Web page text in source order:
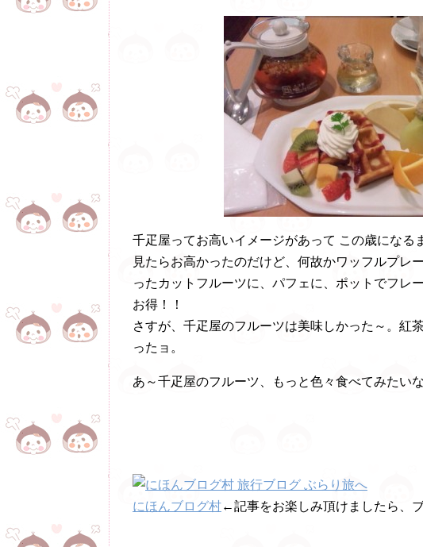
千疋屋ってお高いイメージがあって この歳にな
見たらお高かったのだけど、何故かワッフルプレ
ったカットフルーツに、パフェに、ポットでフレ
お得！！
さすが、千疋屋のフルーツは美味しかった～。紅
ったョ。
あ～千疋屋のフルーツ、もっと色々食べてみたい
にほんブログ村←記事をお楽しみ頂けましたら、